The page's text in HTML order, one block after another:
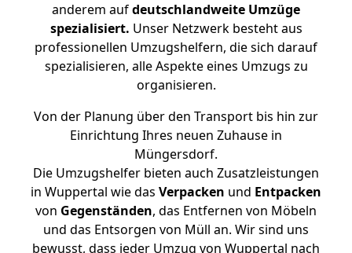
anderem aufdeutschlandweite Umzüge
spezialisiert. Unser Netzwerk besteht aus
professionellen Umzugshelfern, die sich darauf
spezialisieren, alle Aspekte eines Umzugs zu
organisieren.
Von der Planung über den Transport bis hin zur
Einrichtung Ihres neuen Zuhause in
Müngersdorf.
Die Umzugshelfer bieten auch Zusatzleistungen
in Wuppertal wie das Verpacken und Entpacken
von Gegenständen, das Entfernen von Möbeln
und das Entsorgen von Müll an. Wir sind uns
bewusst, dass jeder Umzug von Wuppertal nach